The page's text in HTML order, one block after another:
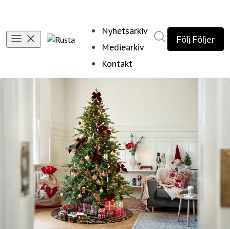
Nyhetsarkiv
Mediearkiv
Kontakt
Följ Följer